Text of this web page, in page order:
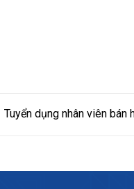
Tuyển dụng nhân viên bán